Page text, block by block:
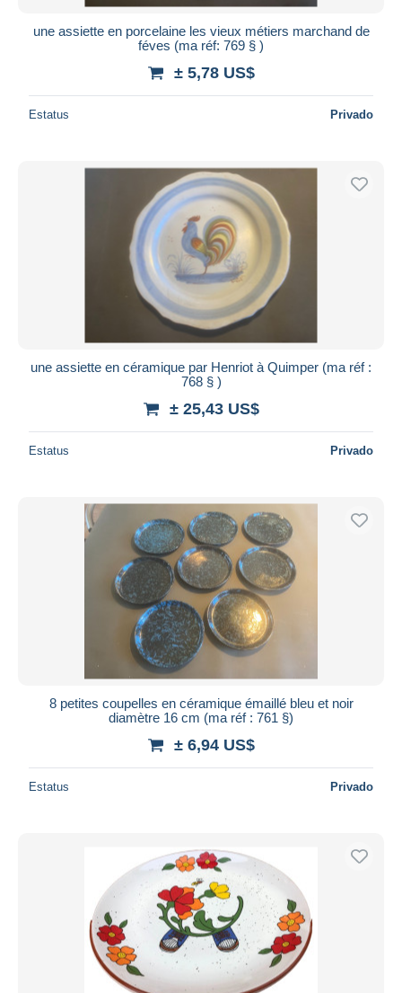
une assiette en porcelaine les vieux métiers marchand de
féves (ma réf: 769 § )
± 5,78 US$
Estatus Privado
une assiette en céramique par Henriot à Quimper (ma réf :
768 § )
± 25,43 US$
Estatus Privado
8 petites coupelles en céramique émaillé bleu et noir
diamètre 16 cm (ma réf : 761 §)
± 6,94 US$
Estatus Privado